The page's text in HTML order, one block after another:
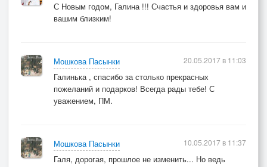
С Новым годом, Галина !!! Счастья и здоровья вам и
вашим близким!
Мошкова Пасынки
Галинька , спасибо за столько прекрасных
пожеланий и подарков! Всегда рады тебе! С
уважением, ПМ.
20.05.2017 в 11:03
Мошкова Пасынки
Галя, дорогая, прошлое не изменить... Но ведь
10.05.2017 в 11:37